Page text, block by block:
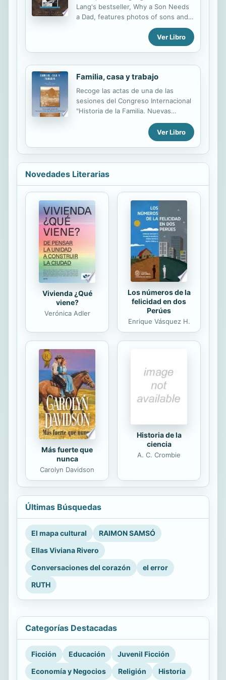
Lang's bestseller, Why a Son Needs
a Dad, features photos of sons and
fathers of all ages along with all of
the reasons why a son's relationship
with his father defines the man a
Ver Libro
Familia, casa y trabajo
Recoge las actas de una de las
sesiones del Congreso Internacional
"Historia de la Familia. Nuevas
Perspectivas sobre la Sociedad
Europea", celebrado en Murcia los
da̕s 14, 15 y 16 de diciembre de 1994.
de poder en el Reino de Murcia
siglos XV-XIV
Ver Libro
Novedades Literarias
Vivienda ¿Qué
viene?
Verónica Adler
Los números de la
felicidad en dos
Perúes
Enrique Vásquez H.
Más fuerte que
nunca
Carolyn Davidson
Historia de la
ciencia
A. C. Crombie
Últimas Búsquedas
El mapa cultural
RAIMON SAMSÓ
Ellas Viviana Rivero
Conversaciones del corazón
el error
RUTH
Categorías Destacadas
Ficción Educación
Juvenil Ficción
Economía y Negocios
Religión Historia